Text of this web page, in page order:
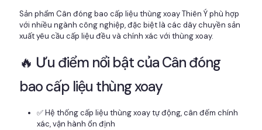
Sản phẩm Cân đóng bao cấp liệu thùng xoay Thiên Ý phù hợp
với nhiều ngành công nghiệp, đặc biệt là các dây chuyền sản
xuất yêu cầu cấp liệu đều và chính xác với thùng xoay.
🔥 Ưu điểm nổi bật của Cân đóng
bao cấp liệu thùng xoay
✅ Hệ thống cấp liệu thùng xoay tự động, cân đếm chính
xác, vận hành ổn định